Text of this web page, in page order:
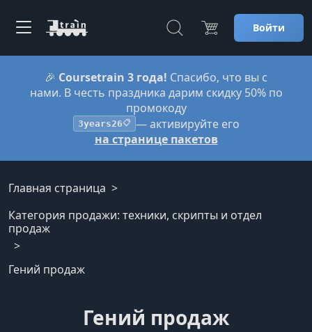
Войти
🎉 Coursetrain 3 года! Спасибо, что вы с
нами. В честь праздника дарим скидку 50% по
промокоду
3years26📋 — активируйте его
на странице пакетов
Главная страница
Категория продажи: техники, скрипты и отдел
продаж
Гений продаж
Гений продаж